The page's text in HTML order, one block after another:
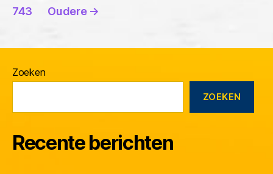
paginering
743
Oudere →
Zoeken
ZOEKEN
Recente berichten